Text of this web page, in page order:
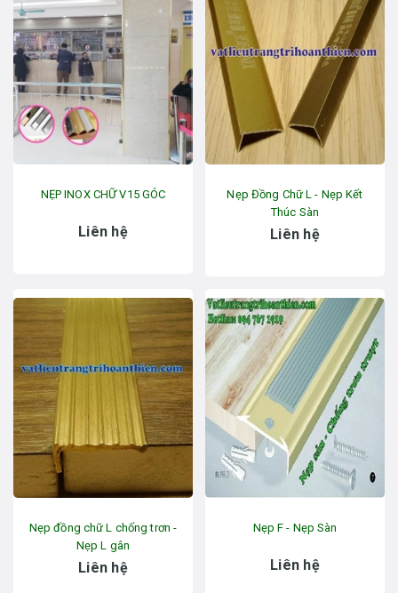
NẸP INOX CHỮ V15 GÓC
Liên hệ
Nẹp Đồng Chữ L - Nẹp Kết
Thúc Sàn
Liên hệ
Nẹp đồng chữ L chống trơn -
Nẹp L gân
Liên hệ
Nẹp F - Nẹp Sàn
Liên hệ